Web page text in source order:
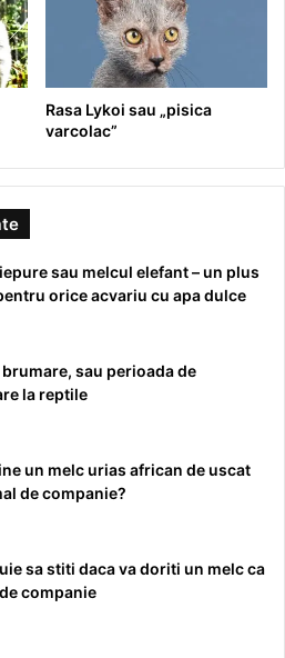
Rasa Lykoi sau „pisica
varcolac”
sau melcul elefant – un plus
orice acvariu cu apa dulce
brumare, sau perioada de
la reptile
un melc urias african de uscat
de companie?
sa stiti daca va doriti un melc ca
companie